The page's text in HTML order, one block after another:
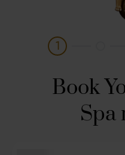
1
Book
Spa